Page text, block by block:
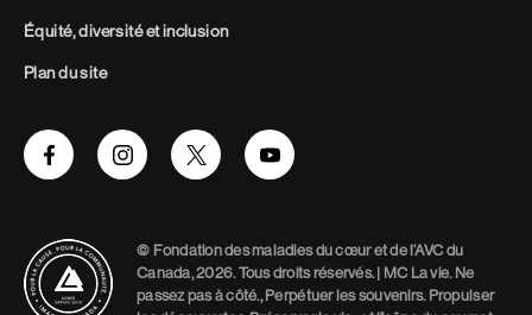
Équité, diversité et inclusion
Plan du site
FacebookInstagramTwitter Youtube
© Fondation des maladies du cœur et de l’AVC du
Canada, 2026. Tous droits réservés. | MC La vie. Ne
passez pas à côté., Perpétuer les souvenirs. Propulser